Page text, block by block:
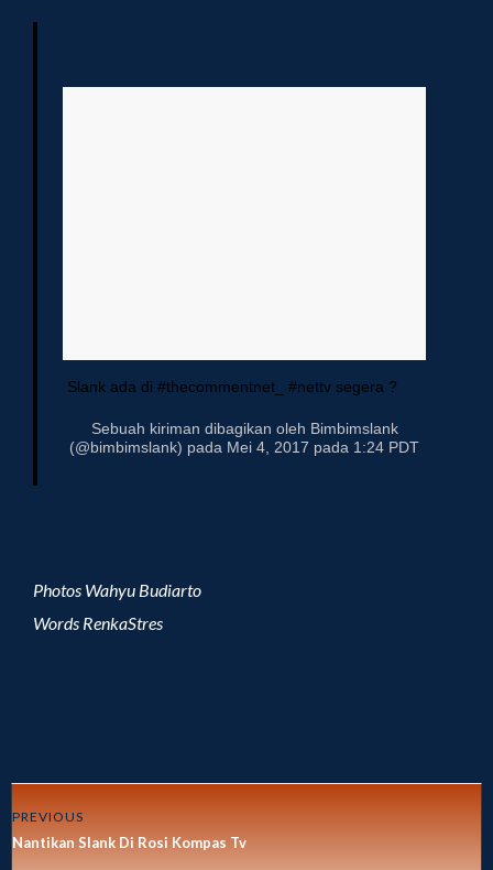
Slank ada di #thecommentnet_ #nettv segera ?
Sebuah kiriman dibagikan oleh Bimbimslank
(@bimbimslank) pada Mei 4, 2017 pada 1:24 PDT
Photos Wahyu Budiarto
Words RenkaStres
PREVIOUS
Nantikan Slank Di Rosi Kompas Tv